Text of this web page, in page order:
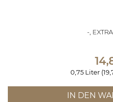
-,
0,75 Liter
IN DEN